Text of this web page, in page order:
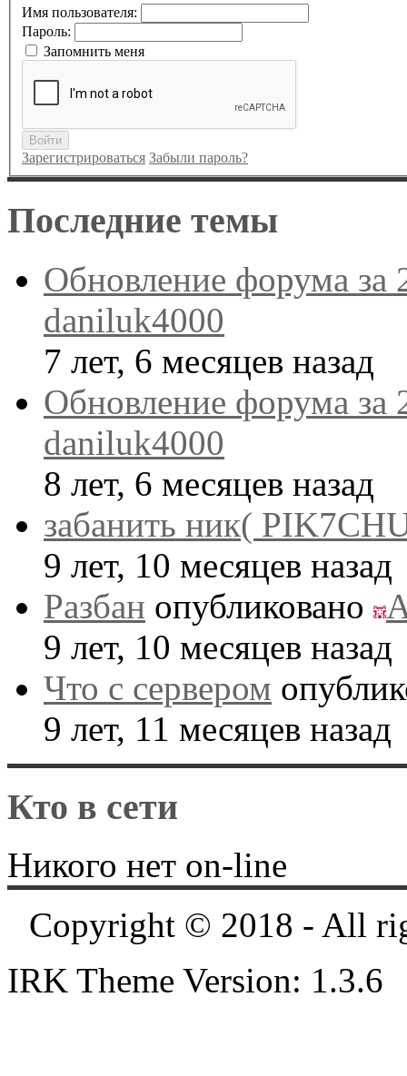
Имя пользователя:
Пароль:
Запомнить меня
Войти
Зарегистрироваться Забыли пароль?
Последние темы
Обновление форума за
daniluk4000
7 лет, 6 месяцев назад
Обновление форума за
daniluk4000
8 лет, 6 месяцев назад
забанить ник(
9 лет, 10 месяцев назад
Разбан опубликовано
9 лет, 10 месяцев назад
Что с сервером
9 лет, 11 месяцев назад
Кто в сети
Никого нет on-line
Copyright © 2018 - All
IRK Theme Version: 1.3.6